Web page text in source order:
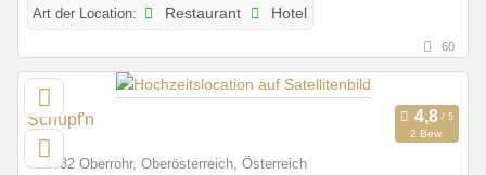
Art der Location: Restaurant Hotel
60
Schupf'n
2 Bew.
4532 Oberrohr, Oberösterreich, Österreich